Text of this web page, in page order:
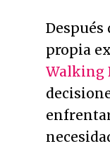
propia
Walking